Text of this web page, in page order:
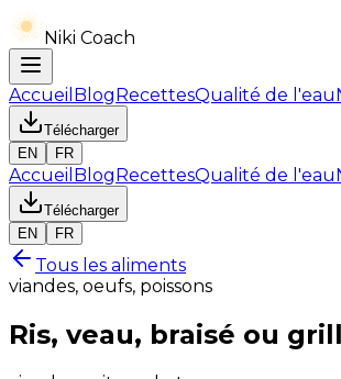
Niki Coach
Accueil BlogRecettesQualité de l'eau
Télécharger
EN
FR
Accueil BlogRecettesQualité de l'eau
Télécharger
EN
FR
Tous les aliments
viandes, oeufs, poissons
Ris, veau, braisé ou